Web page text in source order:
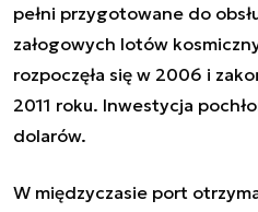
pełni przygotowane do
załogowych lotów
rozpoczęła się w 2006 i
2011 roku. Inwestycja
dolarów.
W międzyczasie port